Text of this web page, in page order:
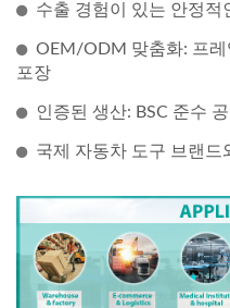
수출 경험이 있는 안정적
OEM/ODM 맞춤화: 프레
포장
인증된 생산: BSC 준수
국제 자동차 도구 브랜드